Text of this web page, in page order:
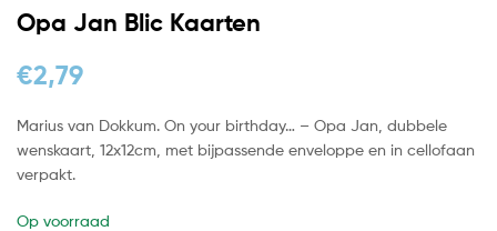
Opa Jan Blic Kaarten
€2,79
Marius van Dokkum. On your birthday… – Opa Jan, dubbele
wenskaart, 12x12cm, met bijpassende enveloppe en in cellofaan
verpakt.
Op voorraad